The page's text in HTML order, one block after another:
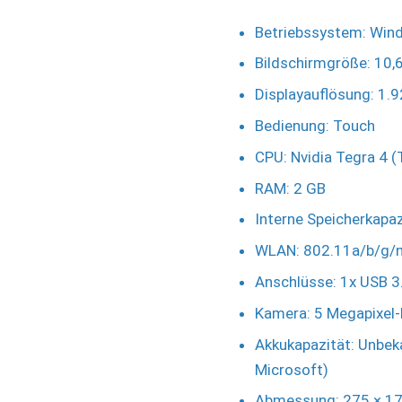
Betriebssystem:
Bildschirmgröße:
Displayauflösung:
Bedienung: Touch
CPU: Nvidia Tegra 4
RAM: 2 GB
Interne
WLAN: 802.11a/b/g/
Anschlüsse: 1x USB
Kamera: 5
Akkukapazität:
Microsoft)